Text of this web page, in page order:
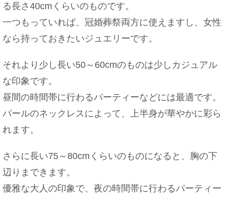
る長さ40cmくらいのものです。
一つもっていれば、冠婚葬祭両方に使えますし、女性
なら持っておきたいジュエリーです。
それより少し長い50～60cmのものは少しカジュアル
な印象です。
昼間の時間帯に行わるパーティーなどには最適です。
パールのネックレスによって、上半身が華やかに彩ら
れます。
さらに長い75～80cmくらいのものになると、胸の下
辺りまできます。
優雅な大人の印象で、夜の時間帯に行わるパーティー